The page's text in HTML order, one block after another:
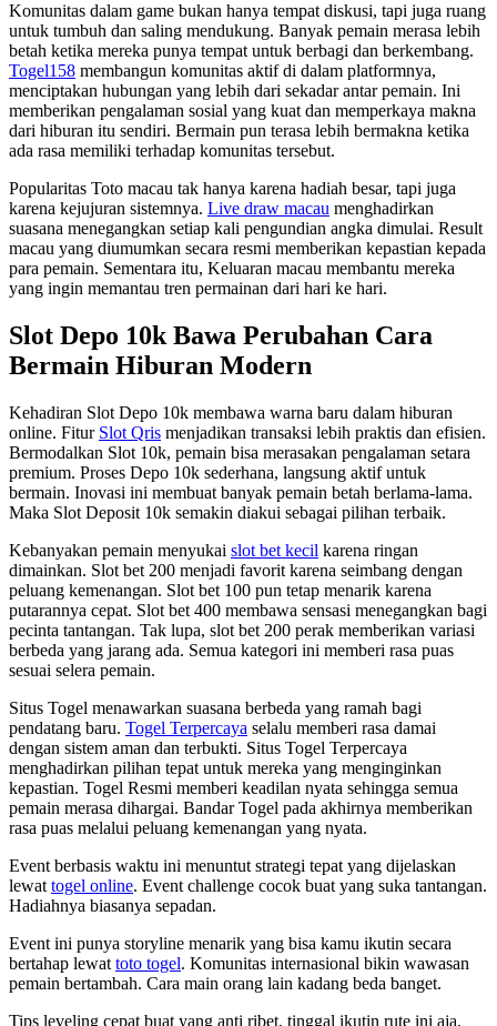
Komunitas dalam game bukan hanya tempat diskusi, tapi juga ruang
untuk tumbuh dan saling mendukung. Banyak pemain merasa lebih
betah ketika mereka punya tempat untuk berbagi dan berkembang.
Togel158 membangun komunitas aktif di dalam platformnya,
menciptakan hubungan yang lebih dari sekadar antar pemain. Ini
memberikan pengalaman sosial yang kuat dan memperkaya makna
dari hiburan itu sendiri. Bermain pun terasa lebih bermakna ketika
ada rasa memiliki terhadap komunitas tersebut.
Popularitas Toto macau tak hanya karena hadiah besar, tapi juga
karena kejujuran sistemnya. Live draw macau menghadirkan
suasana menegangkan setiap kali pengundian angka dimulai. Result
macau yang diumumkan secara resmi memberikan kepastian kepada
para pemain. Sementara itu, Keluaran macau membantu mereka
yang ingin memantau tren permainan dari hari ke hari.
Slot Depo 10k Bawa Perubahan Cara
Bermain Hiburan Modern
Kehadiran Slot Depo 10k membawa warna baru dalam hiburan
online. Fitur Slot Qris menjadikan transaksi lebih praktis dan efisien.
Bermodalkan Slot 10k, pemain bisa merasakan pengalaman setara
premium. Proses Depo 10k sederhana, langsung aktif untuk
bermain. Inovasi ini membuat banyak pemain betah berlama-lama.
Maka Slot Deposit 10k semakin diakui sebagai pilihan terbaik.
Kebanyakan pemain menyukai slot bet kecil karena ringan
dimainkan. Slot bet 200 menjadi favorit karena seimbang dengan
peluang kemenangan. Slot bet 100 pun tetap menarik karena
putarannya cepat. Slot bet 400 membawa sensasi menegangkan bagi
pecinta tantangan. Tak lupa, slot bet 200 perak memberikan variasi
berbeda yang jarang ada. Semua kategori ini memberi rasa puas
sesuai selera pemain.
Situs Togel menawarkan suasana berbeda yang ramah bagi
pendatang baru. Togel Terpercaya selalu memberi rasa damai
dengan sistem aman dan terbukti. Situs Togel Terpercaya
menghadirkan pilihan tepat untuk mereka yang menginginkan
kepastian. Togel Resmi memberi keadilan nyata sehingga semua
pemain merasa dihargai. Bandar Togel pada akhirnya memberikan
rasa puas melalui peluang kemenangan yang nyata.
Event berbasis waktu ini menuntut strategi tepat yang dijelaskan
lewat togel online. Event challenge cocok buat yang suka tantangan.
Hadiahnya biasanya sepadan.
Event ini punya storyline menarik yang bisa kamu ikutin secara
bertahap lewat toto togel. Komunitas internasional bikin wawasan
pemain bertambah. Cara main orang lain kadang beda banget.
Tips leveling cepat buat yang anti ribet, tinggal ikutin rute ini aja.